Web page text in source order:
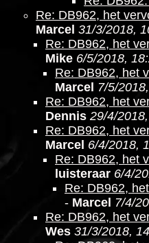
Re: DB962, het
Marcel 31/3/2018,
Re: DB962, het
Mike 6/5/2018,
Re: DB962, het
Marcel 7/5/
Re: DB962, het
Dennis 29/4/
Re: DB962, het
Marcel 6/4/2018,
Re: DB962, het
luisteraar 6/4/
Re: DB962,
- Marcel 7/4/
Re: DB962, het
Wes 31/3/2018,